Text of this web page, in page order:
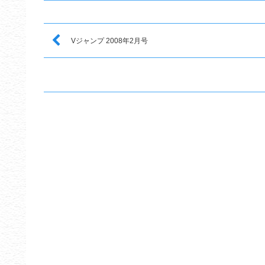
Vジャンプ 2008年2月号